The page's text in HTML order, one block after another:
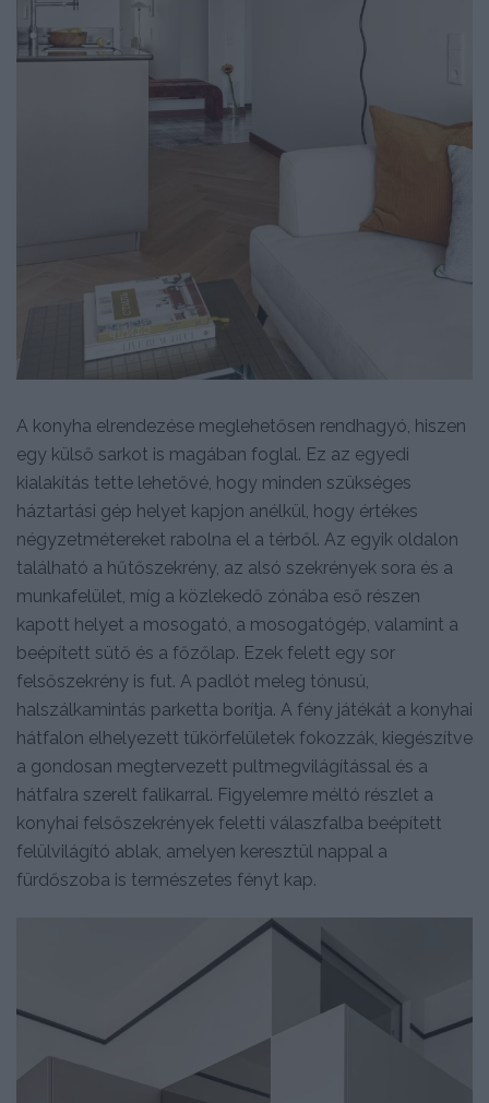
A konyha elrendezése meglehetősen rendhagyó, hiszen
egy külső sarkot is magában foglal. Ez az egyedi
kialakítás tette lehetővé, hogy minden szükséges
háztartási gép helyet kapjon anélkül, hogy értékes
négyzetmétereket rabolna el a térből. Az egyik oldalon
található a hűtőszekrény, az alsó szekrények sora és a
munkafelület, míg a közlekedő zónába eső részen
kapott helyet a mosogató, a mosogatógép, valamint a
beépített sütő és a főzőlap. Ezek felett egy sor
felsőszekrény is fut. A padlót meleg tónusú,
halszálkamintás parketta borítja. A fény játékát a konyhai
hátfalon elhelyezett tükörfelületek fokozzák, kiegészítve
a gondosan megtervezett pultmegvilágítással és a
hátfalra szerelt falikarral. Figyelemre méltó részlet a
konyhai felsőszekrények feletti válaszfalba beépített
felülvilágító ablak, amelyen keresztül nappal a
fürdőszoba is természetes fényt kap.